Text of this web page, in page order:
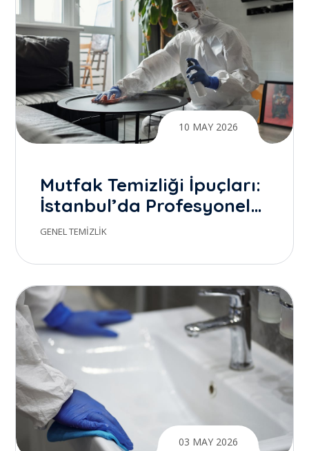
10 MAY 2026
Mutfak Temizliği İpuçları:
İstanbul’da Profesyonel
Temizlik ile Gerçek Farkı
GENEL TEMIZLIK
03 MAY 2026